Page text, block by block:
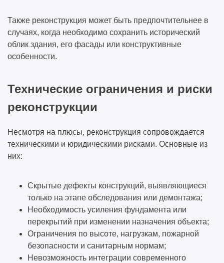
Также реконструкция может быть предпочтительнее в
случаях, когда необходимо сохранить исторический
облик здания, его фасады или конструктивные
особенности.
Технические ограничения и риски
реконструкции
Несмотря на плюсы, реконструкция сопровождается
техническими и юридическими рисками. Основные из
них:
Скрытые дефекты конструкций, выявляющиеся
только на этапе обследования или демонтажа;
Необходимость усиления фундамента или
перекрытий при изменении назначения объекта;
Ограничения по высоте, нагрузкам, пожарной
безопасности и санитарным нормам;
Невозможность интеграции современного